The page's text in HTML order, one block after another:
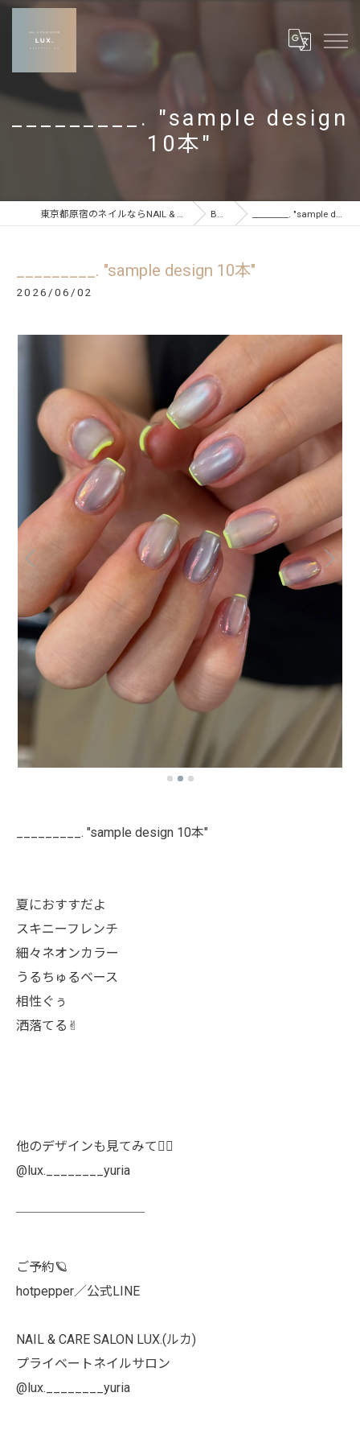
_________. "sample design
10本"
東京都原宿のネイルならNAIL & CARE SALON LUX BLOG _________. "sample design 10本"
_________. "sample design 10本"
2026/06/02
_________. "sample design 10本"
夏におすすだよ
スキニーフレンチ
細々ネオンカラー
うるちゅるベース
相性ぐぅ
洒落てる✌︎
他のデザインも見てみて👯‍♀️
@lux.________yuria
ご予約🪐
hotpepper／公式LINE
NAIL & CARE SALON LUX.(ルカ)
プライベートネイルサロン
@lux.________yuria